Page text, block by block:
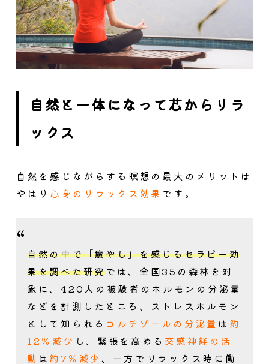
自然と一体になって芯からリラ
ックス
自然を感じながらする瞑想の最大のメリットは
やはり 心身のリラックス効果 です。
自然の中で「癒やし」を感じるセラピー効
果を調べた研究では、全国35の森林を対
象に、420人の被験者のホルモンの分泌量
などを計測したところ、ストレスホルモン
として知られる コルチゾールの分泌量 は 約
12％減少 し、緊張を高める 交感神経の活
動 は 約7％減少 、一方でリラックス時に働